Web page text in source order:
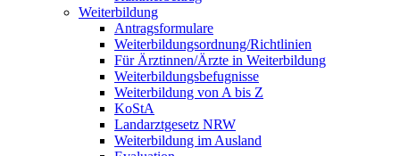
Weiterbildung
Antragsformulare
Weiterbildungsordnung/Richtlinien
Für Ärztinnen/Ärzte in Weiterbildung
Weiterbildungsbefugnisse
Weiterbildung von A bis Z
KoStA
Landarztgesetz NRW
Weiterbildung im Ausland